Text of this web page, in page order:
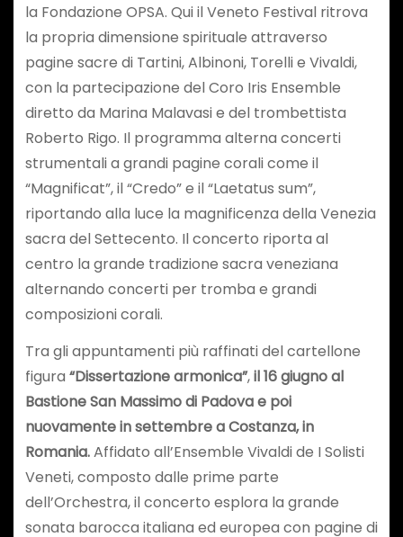
la Fondazione OPSA. Qui il Veneto Festival ritrova
la propria dimensione spirituale attraverso
pagine sacre di Tartini, Albinoni, Torelli e Vivaldi,
con la partecipazione del Coro Iris Ensemble
diretto da Marina Malavasi e del trombettista
Roberto Rigo. Il programma alterna concerti
strumentali a grandi pagine corali come il
“Magnificat”, il “Credo” e il “Laetatus sum”,
riportando alla luce la magnificenza della Venezia
sacra del Settecento. Il concerto riporta al
centro la grande tradizione sacra veneziana
alternando concerti per tromba e grandi
composizioni corali.
Tra gli appuntamenti più raffinati del cartellone
figura “Dissertazione armonica”,il 16 giugno al
Bastione San Massimo di Padova e poi
nuovamente in settembre a Costanza, in
Romania.Affidato all’Ensemble Vivaldi de I Solisti
Veneti, composto dalle prime parte
dell’Orchestra, il concerto esplora la grande
sonata barocca italiana ed europea con pagine di